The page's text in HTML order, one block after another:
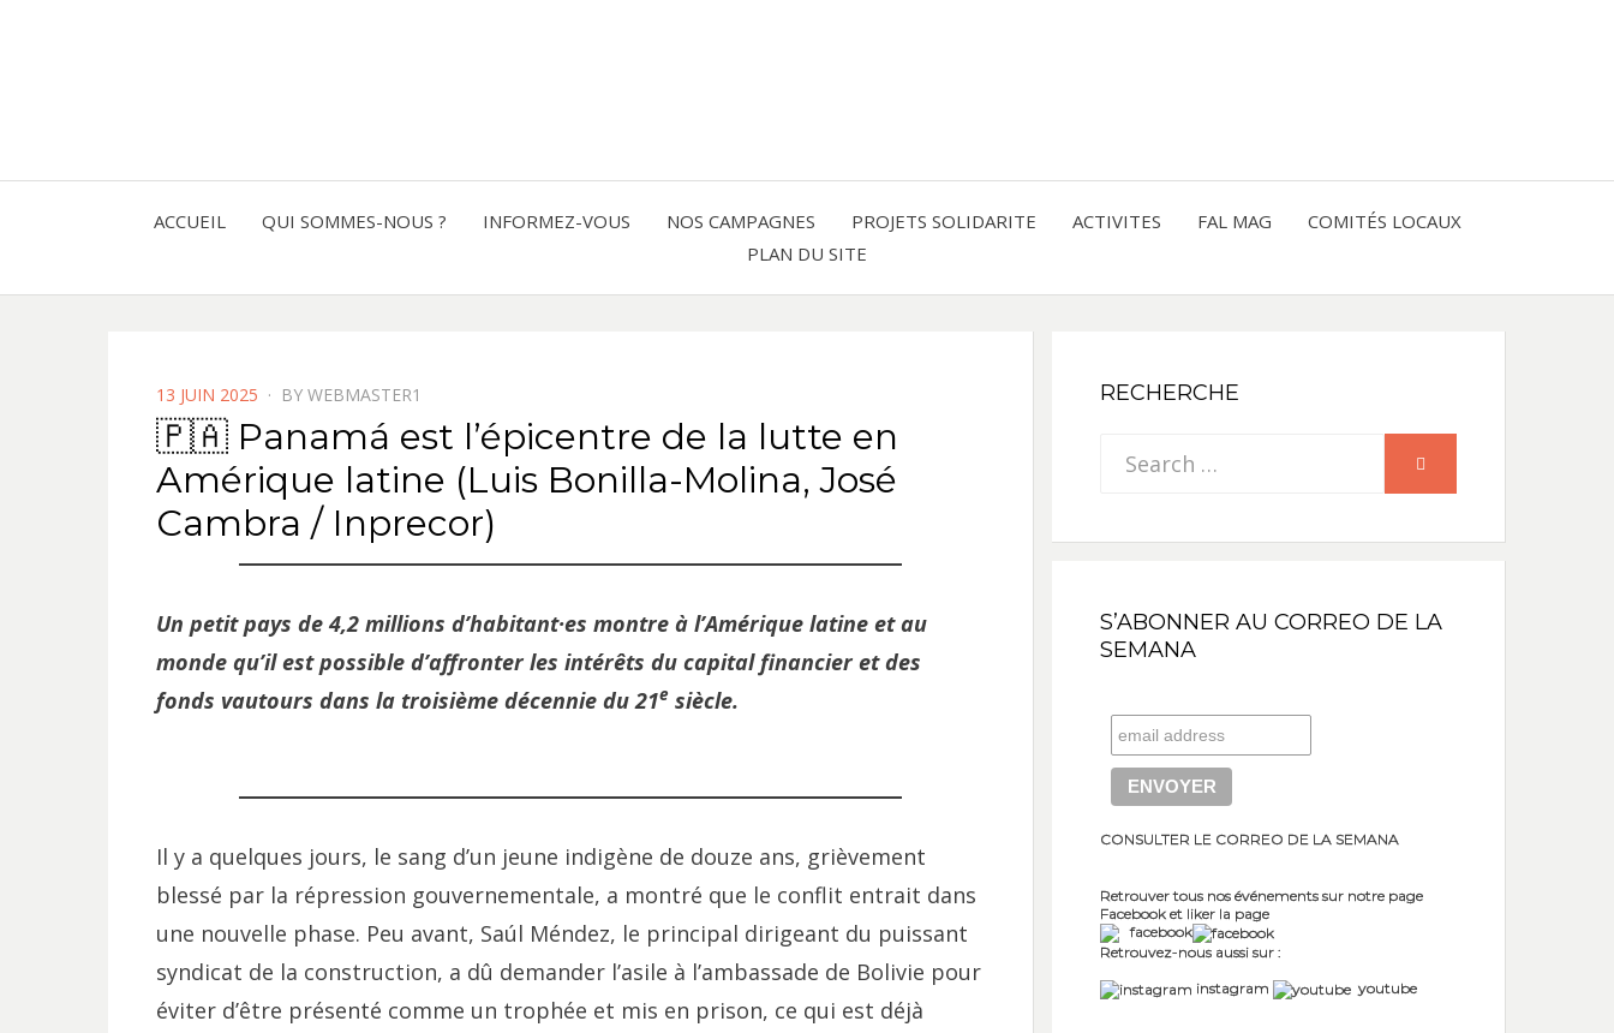
AMERIQUE
LATINE
ACCUEIL QUI SOMMES-NOUS ? INFORMEZ-VOUS NOS CAMPAGNES PROJETS SOLIDARITE ACTIVITES FAL MAG
COMITÉS LOCAUX
PLAN DU SITE
POSTED
ON
13 JUIN 2025 BY WEBMASTER1
🇵🇦 Panamá est l’épicentre de la lutte en
Amérique latine (Luis Bonilla-Molina, José
Cambra / Inprecor)
Un petit pays de 4,2 millions d’habitant·es montre à l’Amérique latine et au
monde qu’il est possible d’affronter les intérêts du capital financier et des
fonds vautours dans la troisième décennie du 21esiècle.
Il y a quelques jours, le sang d’un jeune indigène de douze ans, grièvement
blessé par la répression gouvernementale, a montré que le conflit entrait dans
une nouvelle phase. Peu avant, Saúl Méndez, le principal dirigeant du puissant
syndicat de la construction, a dû demander l’asile à l’ambassade de Bolivie pour
éviter d’être présenté comme un trophée et mis en prison, ce qui est déjà
RECHERCHE
Search
S’ABONNER AU CORREO DE LA
SEMANA
CONSULTER LE CORREO DE LA SEMANA
Retrouver tous nos événements sur notre page
Facebook et liker la page
facebook
Retrouvez-nous aussi sur :
instagram
youtube